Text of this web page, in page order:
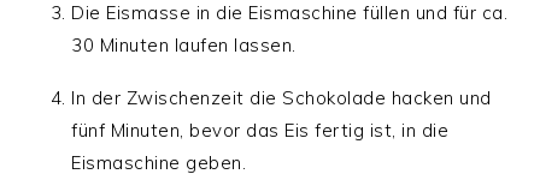
Die Eismasse in die Eismaschine füllen und für ca.
30 Minuten laufen lassen.
In der Zwischenzeit die Schokolade hacken und
fünf Minuten, bevor das Eis fertig ist, in die
Eismaschine geben.